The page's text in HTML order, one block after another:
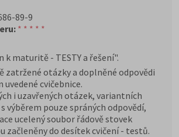
89-9
* * * * *
k maturitě - TESTY a řešení".
zatržené otázky a doplněné odpovědi
uvedené cvičebnice.
i uzavřených otázek, variantních
výběrem pouze spráných odpovědí,
ucelený soubor řádově stovek
začleněny do desítek cvičení - testů.